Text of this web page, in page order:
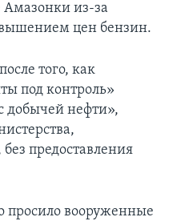
из-за
цен бензин.
того, как
под контроль»
добычей нефти»,
предоставления
просило вооруженные